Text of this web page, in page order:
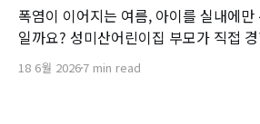
폭염이 이어지는 여름, 아이를 실내에
일까요? 성미산어린이집 부모가 직접
이 시원한 이유와 자연 속에서 아이들이
소개합니다.
18 6월 20267 min read